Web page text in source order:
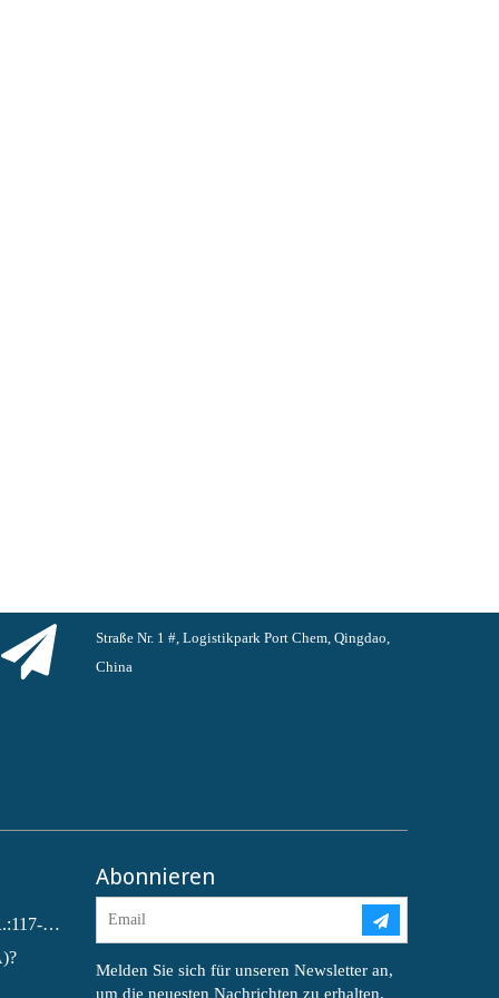
Straße Nr. 1 #, Logistikpark Port Chem, Qingdao,
China
Dioctylphthalat (DOP) CAS-NR.:117-81-7
Abonnieren
Melden Sie sich für unseren Newsletter an,
um die neuesten Nachrichten zu erhalten.